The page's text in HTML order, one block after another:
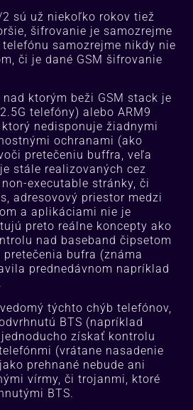
sú už niekoľko rokov tiež
šifrovanie je samozrejme
samozrejme nikdy nie
či je dané GSM šifrovanie
nad ktorým beži GSM stack je
telefóny) alebo ARM9
nedisponuje žiadnymi
ochranami (ako
pretečeniu buffra, veľa
stále realizovaných cez
executable stránky, či
adresovový priestor medzi
a aplikáciami nie je
preto reálne koncepty ako
nad baseband čipsetom
bufra (známa
prednedávnom napríklad
týchto chýb telefónov,
BTS (napríklad
získať kontrolu
(vrátane nasadenie
prehnané nebude ani
vírmy, či trojanmi, ktoré
BTS.